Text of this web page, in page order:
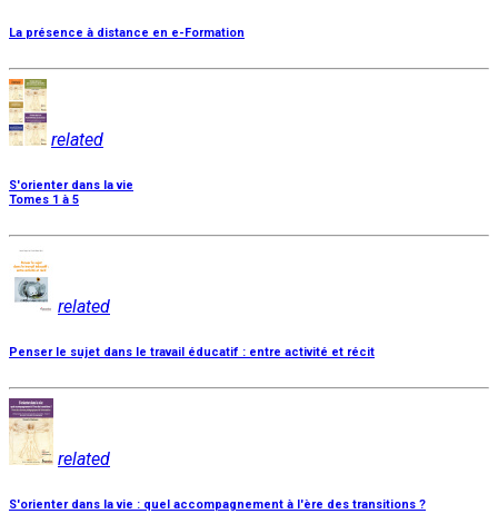
La présence à distance en e-Formation
related
S'orienter dans la vie
Tomes 1 à 5
related
Penser le sujet dans le travail éducatif : entre activité et récit
related
S'orienter dans la vie : quel accompagnement à l'ère des transitions ?